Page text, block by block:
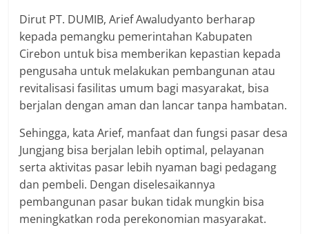
Dirut PT. DUMIB, Arief Awaludyanto berharap
kepada pemangku pemerintahan Kabupaten
Cirebon untuk bisa memberikan kepastian kepada
pengusaha untuk melakukan pembangunan atau
revitalisasi fasilitas umum bagi masyarakat, bisa
berjalan dengan aman dan lancar tanpa hambatan.
Sehingga, kata Arief, manfaat dan fungsi pasar desa
Jungjang bisa berjalan lebih optimal, pelayanan
serta aktivitas pasar lebih nyaman bagi pedagang
dan pembeli. Dengan diselesaikannya
pembangunan pasar bukan tidak mungkin bisa
meningkatkan roda perekonomian masyarakat.